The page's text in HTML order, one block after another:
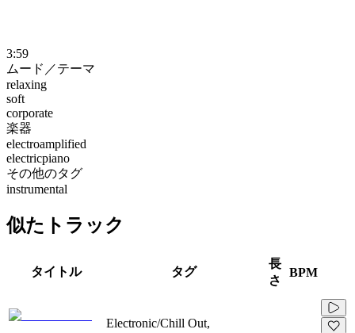
3:59
ムード／テーマ
relaxing
soft
corporate
楽器
electroamplified
electricpiano
その他のタグ
instrumental
似たトラック
タイトル タグ
長
さ
BPM
Electronic/Chill Out,